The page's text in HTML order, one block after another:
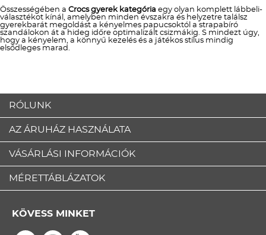
Összességében a Crocs gyerek kategória egy olyan komplett lábbeli-
választékot kínál, amelyben minden évszakra és helyzetre találsz
gyerekbarát megoldást a kényelmes papucsoktól a strapabíró
szandálokon át a hideg időre optimalizált csizmákig. S mindezt úgy,
hogy a kényelem, a könnyű kezelés és a játékos stílus mindig
elsődleges marad.
RÓLUNK
AZ ÁRUHÁZ HASZNÁLATA
VÁSÁRLÁSI INFORMÁCIÓK
MÉRETTÁBLÁZATOK
KÖVESS MINKET